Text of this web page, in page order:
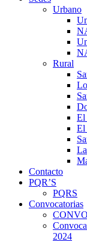
Urbano
Rural
El
El
Contacto
PQR’S
PQRS
Convocatorias
2024